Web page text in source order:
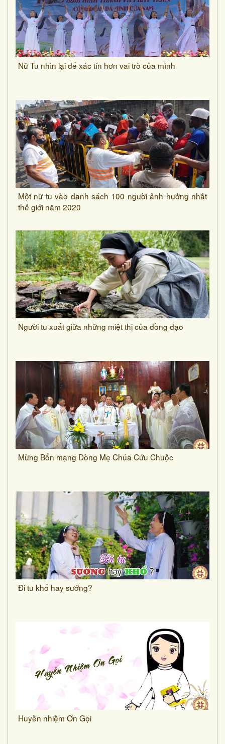
Nữ Tu nhìn lại để xác tín hơn vai trò của mình
Một nữ tu vào danh sách 100 người ảnh hưởng nhất
thế giới năm 2020
Người tu xuất giữa những miệt thị của đồng đạo
Mừng Bổn mạng Dòng Mẹ Chúa Cứu Chuộc
Đi tu khổ hay sướng?
Huyền nhiệm Ơn Gọi